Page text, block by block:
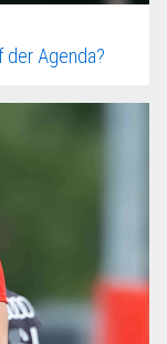
der Agenda?